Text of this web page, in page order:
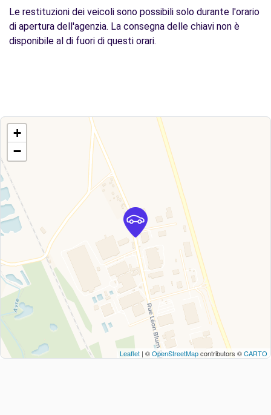
Le restituzioni dei veicoli sono possibili solo durante l'orario
di apertura dell'agenzia. La consegna delle chiavi non è
disponibile al di fuori di questi orari.
+
−
Leaflet | ©OpenStreetMapcontributors ©CARTO